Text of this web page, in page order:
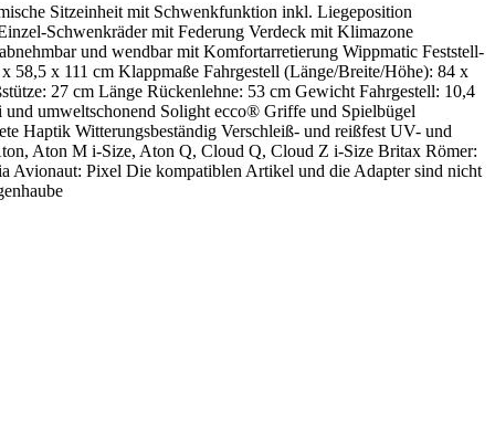
Sitzeinheit mit Schwenkfunktion inkl. Liegeposition
Schwenkräder mit Federung Verdeck mit Klimazone
und wendbar mit Komfortarretierung Wippmatic Feststell-
x 111 cm Klappmaße Fahrgestell (Länge/Breite/Höhe): 84 x
27 cm Länge Rückenlehne: 53 cm Gewicht Fahrgestell: 10,4
umweltschonend Solight ecco® Griffe und Spielbügel
Haptik Witterungsbeständig Verschleiß- und reißfest UV- und
Aton M i-Size, Aton Q, Cloud Q, Cloud Z i-Size Britax Römer:
Pixel Die kompatiblen Artikel und die Adapter sind nicht